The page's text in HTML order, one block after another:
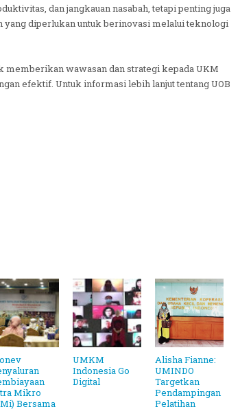
dan jangkauan nasabah, tetapi penting juga
diperlukan untuk berinovasi melalui teknologi
memberikan wawasan dan strategi kepada UKM
efektif. Untuk informasi lebih lanjut tentang UOB
Mikro
Bersama
UMKM
Indonesia Go
Digital
Alisha Fianne:
UMINDO
Targetkan
Pendampingan
Pelatihan